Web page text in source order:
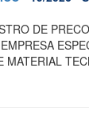
DE
MATERIAL